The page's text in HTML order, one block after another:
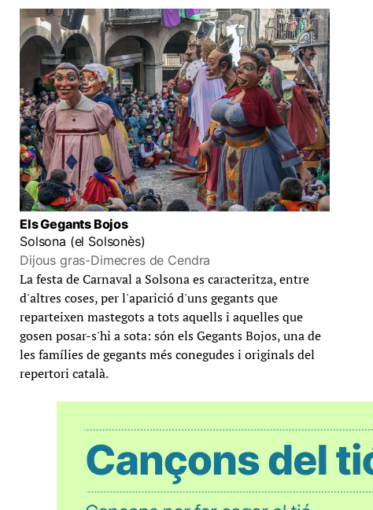
Els Gegants Bojos
Solsona (el Solsonès)
Dijous gras-Dimecres de Cendra
La festa de Carnaval a Solsona es caracteritza, entre
d'altres coses, per l'aparició d'uns gegants que
reparteixen mastegots a tots aquells i aquelles que
gosen posar-s'hi a sota: són els Gegants Bojos, una de
les famílies de gegants més conegudes i originals del
repertori català.